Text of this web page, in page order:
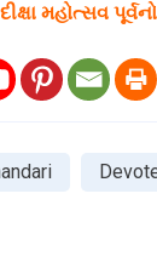
મહોત્સવ